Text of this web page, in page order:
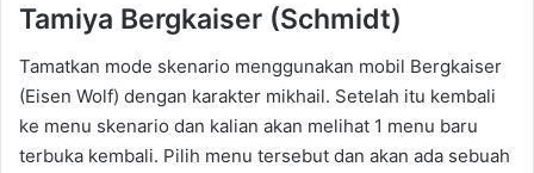
Tamiya Bergkaiser (Schmidt)
Tamatkan mode skenario menggunakan mobil Bergkaiser
(Eisen Wolf) dengan karakter mikhail. Setelah itu kembali
ke menu skenario dan kalian akan melihat 1 menu baru
terbuka kembali. Pilih menu tersebut dan akan ada sebuah